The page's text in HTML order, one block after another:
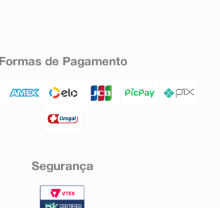
Formas de Pagamento
Segurança